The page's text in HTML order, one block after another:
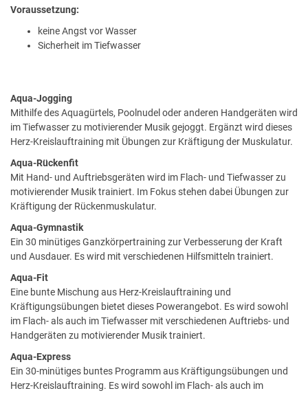
Voraussetzung:
keine Angst vor Wasser
Sicherheit im Tiefwasser
Aqua-Jogging
Mithilfe des Aquagürtels, Poolnudel oder anderen Handgeräten wird
im Tiefwasser zu motivierender Musik gejoggt. Ergänzt wird dieses
Herz-Kreislauftraining mit Übungen zur Kräftigung der Muskulatur.
Aqua-Rückenfit
Mit Hand- und Auftriebsgeräten wird im Flach- und Tiefwasser zu
motivierender Musik trainiert. Im Fokus stehen dabei Übungen zur
Kräftigung der Rückenmuskulatur.
Aqua-Gymnastik
Ein 30 minütiges Ganzkörpertraining zur Verbesserung der Kraft
und Ausdauer. Es wird mit verschiedenen Hilfsmitteln trainiert.
Aqua-Fit
Eine bunte Mischung aus Herz-Kreislauftraining und
Kräftigungsübungen bietet dieses Powerangebot. Es wird sowohl
im Flach- als auch im Tiefwasser mit verschiedenen Auftriebs- und
Handgeräten zu motivierender Musik trainiert.
Aqua-Express
Ein 30-minütiges buntes Programm aus Kräftigungsübungen und
Herz-Kreislauftraining. Es wird sowohl im Flach- als auch im